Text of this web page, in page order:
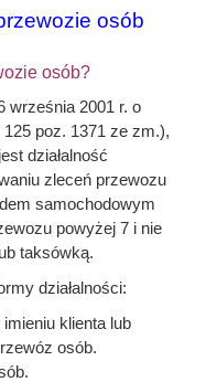
osób
osób?
września 2001 r. o
poz. 1371 ze zm.),
działalność
zleceń przewozu
samochodowym
powyżej 7 i nie
taksówką.
działalności:
klienta lub
osób.